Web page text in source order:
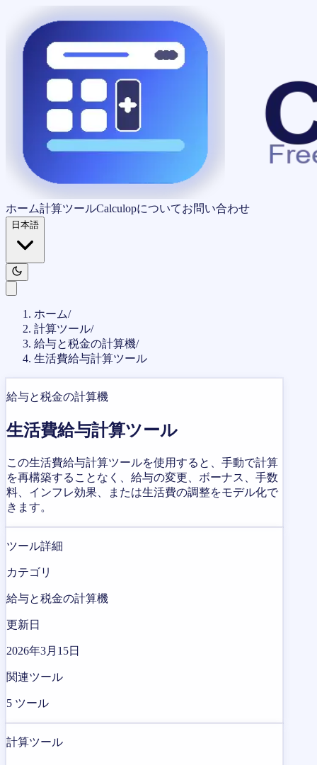
ホーム計算ツールCalculopについてお問い合わせ
日本語
ホーム/
計算ツール/
給与と税金の計算機/
生活費給与計算ツール
給与と税金の計算機
生活費給与計算ツール
この生活費給与計算ツールを使用すると、手動で計算
を再構築することなく、給与の変更、ボーナス、手数
料、インフレ効果、または生活費の調整をモデル化で
きます。
ツール詳細
カテゴリ
給与と税金の計算機
更新日
2026年3月15日
関連ツール
5 ツール
計算ツール